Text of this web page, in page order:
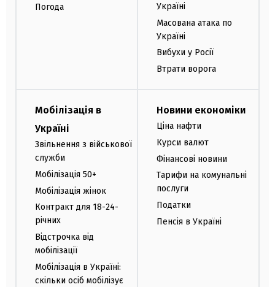
Погода
Україні
Масована атака по
Україні
Вибухи у Росії
Втрати ворога
Мобілізація в
Україні
Звільнення з військової
служби
Мобілізація 50+
Мобілізація жінок
Контракт для 18-24-
річних
Відстрочка від
мобілізації
Мобілізація в Україні:
скільки осіб мобілізує
Новини економіки
Ціна нафти
Курси валют
Фінансові новини
Тарифи на комунальні
послуги
Податки
Пенсія в Україні